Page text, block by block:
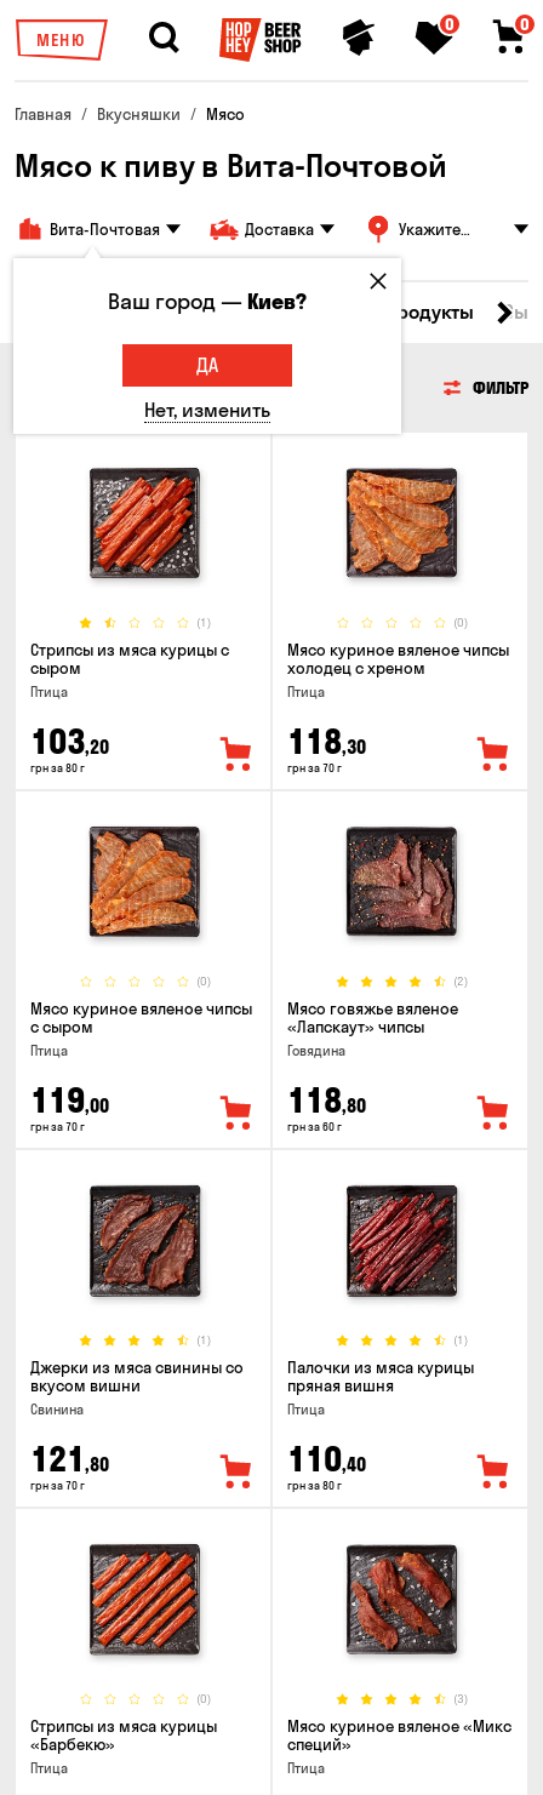
МЕНЮ
0 0
Главная Вкусняшки Мясо
Мясо к пиву в Вита-Почтовой
Вита-Почтовая Доставка
Укажите
Все товары Мясо Рыба Морепродукты
ФИЛЬТР
(1)
Стрипсы из мяса курицы с
сыром
Птица
103,20
грн за 80 г
(0)
Мясо куриное вяленое чипсы
холодец с хреном
Птица
118,30
грн за 70 г
(0)
Мясо куриное вяленое чипсы
с сыром
Птица
119,00
грн за 70 г
(2)
Мясо говяжье вяленое
«Лапскаут» чипсы
Говядина
118,80
грн за 60 г
(1)
Джерки из мяса свинины со
вкусом вишни
Свинина
121 ,80
грн за 70 г
(1)
Палочки из мяса курицы
пряная вишня
Птица
110,40
грн за 80 г
(0)
Стрипсы из мяса курицы
«Барбекю»
Птица
(3)
Мясо куриное вяленое «Микс
специй»
Птица
Ваш город —Киев?
ДА
Нет, изменить